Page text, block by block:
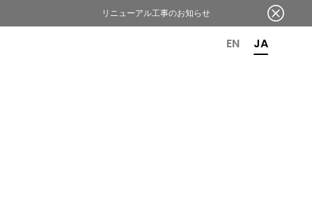
EN JA
リニューアル工事のお知らせ
OR 6TH ANNIVERSARY